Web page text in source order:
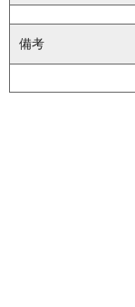
備考